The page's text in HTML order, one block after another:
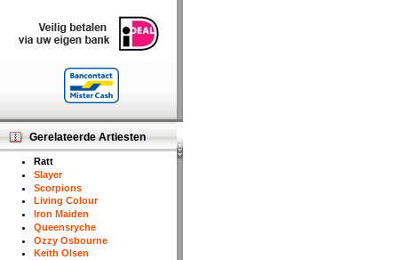
Gerelateerde Artiesten
Ratt
Slayer
Scorpions
Living Colour
Iron Maiden
Queensryche
Ozzy Osbourne
Keith Olsen